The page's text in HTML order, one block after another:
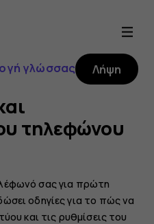
γλώσσας Λήψη
τηλεφώνου
σας για πρώτη
οδηγίες για το πώς να
και τις ρυθμίσεις του